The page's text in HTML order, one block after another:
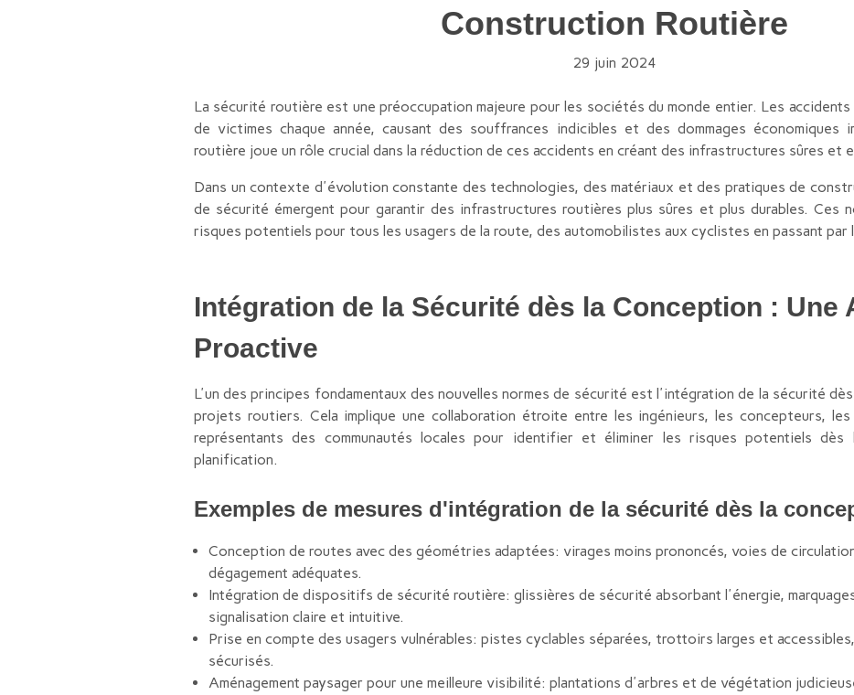
Construction Routière
29 juin 2024
La sécurité routière est une préoccupation majeure pour les sociétés du monde entier. Les
de victimes chaque année, causant des souffrances indicibles et des dommages économiques
routière joue un rôle crucial dans la réduction de ces accidents en créant des infrastructures sûres et
Dans un contexte d'évolution constante des technologies, des matériaux et des pratiques de
de sécurité émergent pour garantir des infrastructures routières plus sûres et plus durables. Ces
risques potentiels pour tous les usagers de la route, des automobilistes aux cyclistes en passant par
Intégration de la Sécurité dès la Conception : Une
Proactive
L'un des principes fondamentaux des nouvelles normes de sécurité est l'intégration de la sécurité
projets routiers. Cela implique une collaboration étroite entre les ingénieurs, les concepteurs,
représentants des communautés locales pour identifier et éliminer les risques potentiels
planification.
Exemples de mesures d'intégration de la sécurité dès la
Conception de routes avec des géométries adaptées: virages moins prononcés, voies de
dégagement adéquates.
Intégration de dispositifs de sécurité routière: glissières de sécurité absorbant l'énergie,
signalisation claire et intuitive.
Prise en compte des usagers vulnérables: pistes cyclables séparées, trottoirs larges et
sécurisés.
Aménagement paysager pour une meilleure visibilité: plantations d'arbres et de végétation